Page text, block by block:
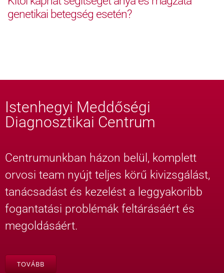
genetikai betegség esetén?
Istenhegyi Meddőségi
Diagnosztikai Centrum
Centrumunkban házon belül, komplett
orvosi team nyújt teljes körű kivizsgálást,
tanácsadást és kezelést a leggyakoribb
fogantatási problémák feltárásáért és
megoldásáért.
TOVÁBB